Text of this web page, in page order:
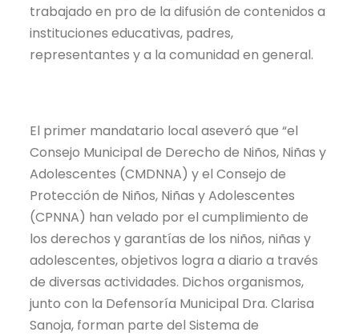
trabajado en pro de la difusión de contenidos a
instituciones educativas, padres,
representantes y a la comunidad en general.
El primer mandatario local aseveró que “el
Consejo Municipal de Derecho de Niños, Niñas y
Adolescentes (CMDNNA) y el Consejo de
Protección de Niños, Niñas y Adolescentes
(CPNNA) han velado por el cumplimiento de
los derechos y garantías de los niños, niñas y
adolescentes, objetivos logra a diario a través
de diversas actividades. Dichos organismos,
junto con la Defensoría Municipal Dra. Clarisa
Sanoja, forman parte del Sistema de